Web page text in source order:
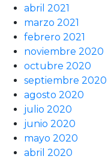
abril 2021
marzo 2021
febrero 2021
noviembre 2020
octubre 2020
septiembre 2020
agosto 2020
julio 2020
junio 2020
mayo 2020
abril 2020